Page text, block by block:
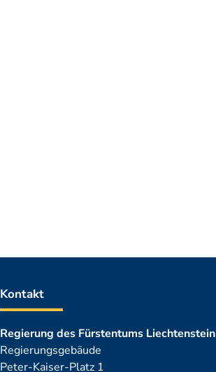
Kontakt
Regierung des Fürstentums Liechtenstein
Regierungsgebäude
Peter-Kaiser-Platz 1